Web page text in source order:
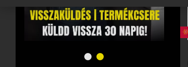
CASSIDA CROSS CUP 2 ALTA CROSS